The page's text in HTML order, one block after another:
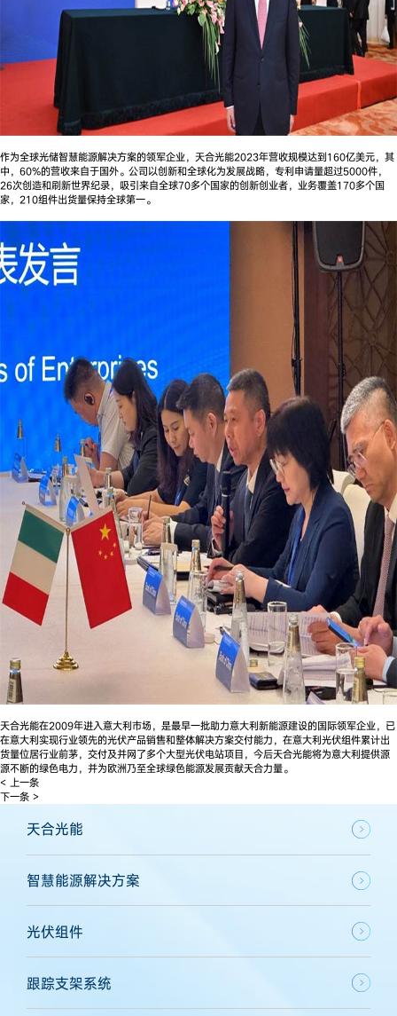
作为全球光储智慧能源解决方案的领军企业，天合光能2023年营收规模达到160亿美元，其
中，60%的营收来自于国外。公司以创新和全球化为发展战略，专利申请量超过5000件，
26次创造和刷新世界纪录，吸引来自全球70多个国家的创新创业者，业务覆盖170多个国
家，210组件出货量保持全球第一。
天合光能在2009年进入意大利市场，是最早一批助力意大利新能源建设的国际领军企业，已
在意大利实现行业领先的光伏产品销售和整体解决方案交付能力，在意大利光伏组件累计出
货量位居行业前茅，交付及并网了多个大型光伏电站项目，今后天合光能将为意大利提供源
源不断的绿色电力，并为欧洲乃至全球绿色能源发展贡献天合力量。
< 上一条
下一条 >
天合光能
智慧能源解决方案
光伏组件
跟踪支架系统